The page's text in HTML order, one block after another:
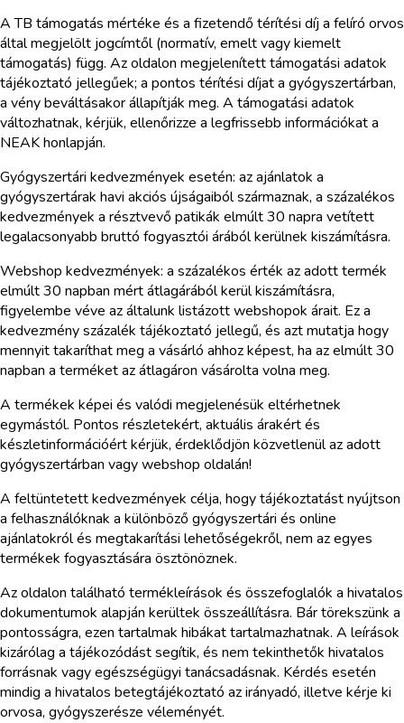
A TB támogatás mértéke és a fizetendő térítési díj a felíró orvos
által megjelölt jogcímtől (normatív, emelt vagy kiemelt
támogatás) függ. Az oldalon megjelenített támogatási adatok
tájékoztató jellegűek; a pontos térítési díjat a gyógyszertárban,
a vény beváltásakor állapítják meg. A támogatási adatok
változhatnak, kérjük, ellenőrizze a legfrissebb információkat a
NEAK honlapján.
Gyógyszertári kedvezmények esetén: az ajánlatok a
gyógyszertárak havi akciós újságaiból származnak, a százalékos
kedvezmények a résztvevő patikák elmúlt 30 napra vetített
legalacsonyabb bruttó fogyasztói árából kerülnek kiszámításra.
Webshop kedvezmények: a százalékos érték az adott termék
elmúlt 30 napban mért átlagárából kerül kiszámításra,
figyelembe véve az általunk listázott webshopok árait. Ez a
kedvezmény százalék tájékoztató jellegű, és azt mutatja hogy
mennyit takaríthat meg a vásárló ahhoz képest, ha az elmúlt 30
napban a terméket az átlagáron vásárolta volna meg.
A termékek képei és valódi megjelenésük eltérhetnek
egymástól. Pontos részletekért, aktuális árakért és
készletinformációért kérjük, érdeklődjön közvetlenül az adott
gyógyszertárban vagy webshop oldalán!
A feltüntetett kedvezmények célja, hogy tájékoztatást nyújtson
a felhasználóknak a különböző gyógyszertári és online
ajánlatokról és megtakarítási lehetőségekről, nem az egyes
termékek fogyasztására ösztönöznek.
Az oldalon található termékleírások és összefoglalók a hivatalos
dokumentumok alapján kerültek összeállításra. Bár törekszünk a
pontosságra, ezen tartalmak hibákat tartalmazhatnak. A leírások
kizárólag a tájékozódást segítik, és nem tekinthetők hivatalos
forrásnak vagy egészségügyi tanácsadásnak. Kérdés esetén
mindig a hivatalos betegtájékoztató az irányadó, illetve kérje ki
orvosa, gyógyszerésze véleményét.